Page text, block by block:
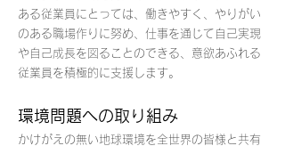
ある従業員にとっては、働きやすく、やりがい
のある職場作りに努め、仕事を通じて自己実現
や自己成長を図ることのできる、意欲あふれる
従業員を積極的に支援します。
環境問題への取り組み
かけがえの無い地球環境を全世界の皆様と共有